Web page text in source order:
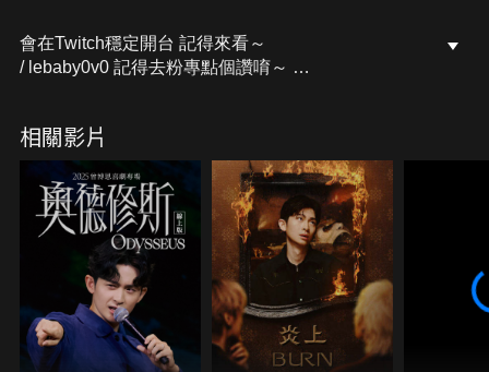
會在Twitch穩定開台 記得來看～
/ lebaby0v0 記得去粉專點個讚唷～
/ lebaby0v0 Instagram：lebaby0v0
/ lebaby0v0 本頻道授權相關請洽詢：
littlefish@mesports.com.tw
若非此窗口授權，一律概不承認。
業務合作請洽：san710501@mesports.com.tw
相關影片